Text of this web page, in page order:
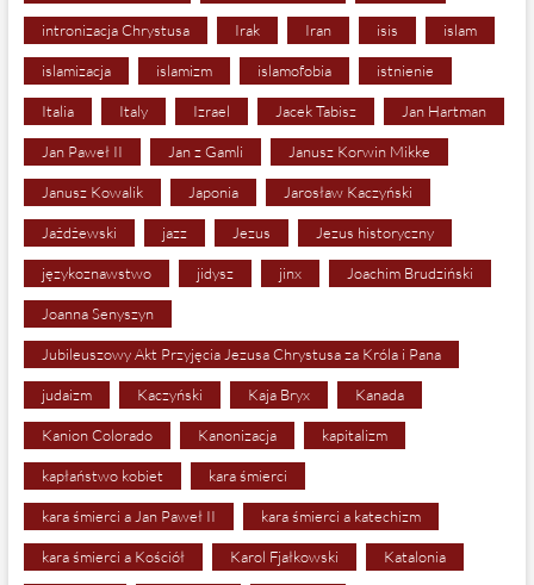
intronizacja Chrystusa Irak Iran isis islam
islamizacja islamizm islamofobia istnienie
Italia Italy Izrael Jacek Tabisz Jan Hartman
Jan Paweł II Jan z Gamli Janusz Korwin Mikke
Janusz Kowalik Japonia Jarosław Kaczyński
Jażdżewski jazz Jezus Jezus historyczny
językoznawstwo jidysz jinx Joachim Brudziński
Joanna Senyszyn
Jubileuszowy Akt Przyjęcia Jezusa Chrystusa za Króla i Pana
judaizm Kaczyński Kaja Bryx Kanada
Kanion Colorado Kanonizacja kapitalizm
kapłaństwo kobiet kara śmierci
kara śmierci a Jan Paweł II kara śmierci a katechizm
kara śmierci a Kościół Karol Fjałkowski Katalonia